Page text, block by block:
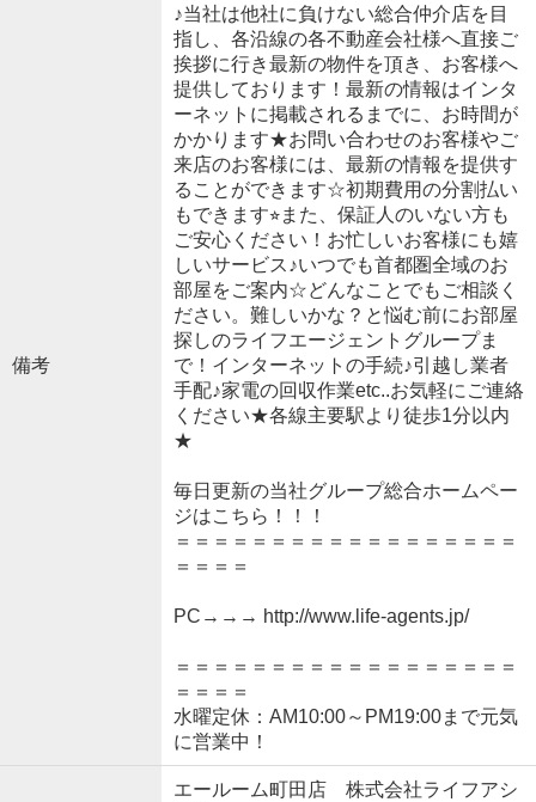
備考
♪当社は他社に負けない総合仲介店を目
指し、各沿線の各不動産会社様へ直接ご
挨拶に行き最新の物件を頂き、お客様へ
提供しております！最新の情報はインタ
ーネットに掲載されるまでに、お時間が
かかります★お問い合わせのお客様やご
来店のお客様には、最新の情報を提供す
ることができます☆初期費用の分割払い
もできます⭐︎また、保証人のいない方も
ご安心ください！お忙しいお客様にも嬉
しいサービス♪いつでも首都圏全域のお
部屋をご案内☆どんなことでもご相談く
ださい。難しいかな？と悩む前にお部屋
探しのライフエージェントグループま
で！インターネットの手続♪引越し業者
手配♪家電の回収作業etc..お気軽にご連絡
ください★各線主要駅より徒歩1分以内
★
毎日更新の当社グループ総合ホームペー
ジはこちら！！！
＝＝＝＝＝＝＝＝＝＝＝＝＝＝＝＝＝＝
＝＝＝＝
PC→→→ http://www.life-agents.jp/
＝＝＝＝＝＝＝＝＝＝＝＝＝＝＝＝＝＝
＝＝＝＝
水曜定休：AM10:00～PM19:00まで元気
に営業中！
エールーム町田店 株式会社ライフアシ